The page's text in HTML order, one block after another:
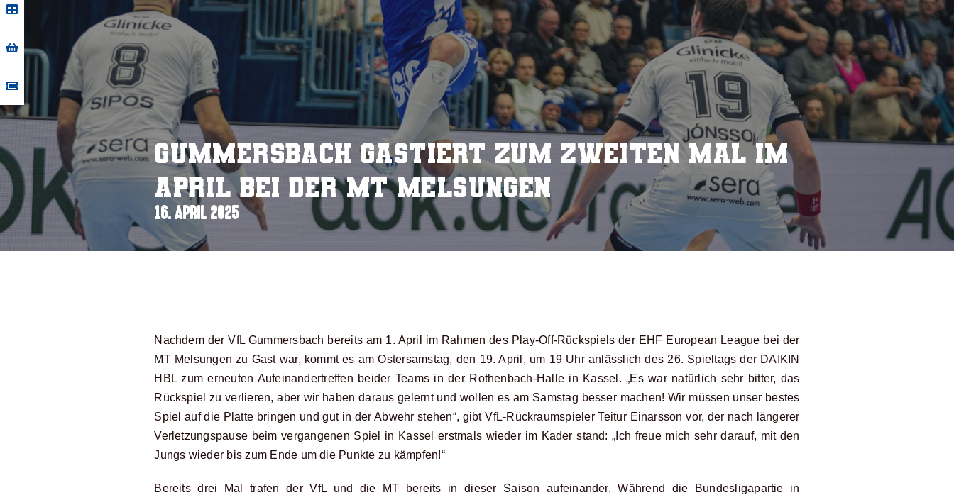
Gummersbach gastiert zum zweiten Mal im
April bei der MT Melsungen
16. APRIL 2025
Nachdem der VfL Gummersbach bereits am 1. April im Rahmen des Play-Off-Rückspiels der EHF European League bei der
MT Melsungen zu Gast war, kommt es am Ostersamstag, den 19. April, um 19 Uhr anlässlich des 26. Spieltags der DAIKIN
HBL zum erneuten Aufeinandertreffen beider Teams in der Rothenbach-Halle in Kassel. „Es war natürlich sehr bitter, das
Rückspiel zu verlieren, aber wir haben daraus gelernt und wollen es am Samstag besser machen! Wir müssen unser bestes
Spiel auf die Platte bringen und gut in der Abwehr stehen“, gibt VfL-Rückraumspieler Teitur Einarsson vor, der nach längerer
Verletzungspause beim vergangenen Spiel in Kassel erstmals wieder im Kader stand: „Ich freue mich sehr darauf, mit den
Jungs wieder bis zum Ende um die Punkte zu kämpfen!“
Bereits drei Mal trafen der VfL und die MT bereits in dieser Saison aufeinander. Während die Bundesligapartie in